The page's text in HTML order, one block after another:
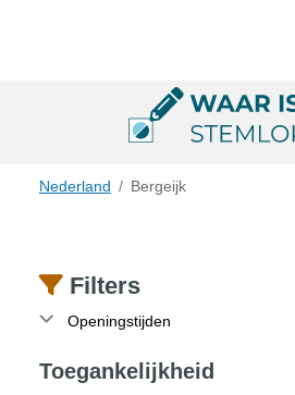
Nederland Bergeijk
Filters
Openingstijden
Toegankelijkheid